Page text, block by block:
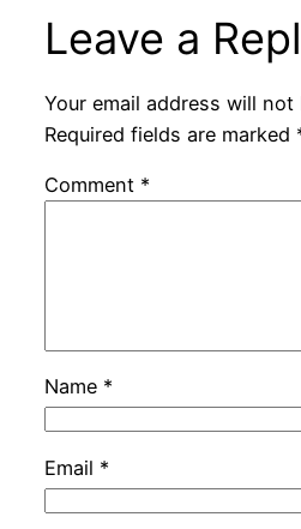
Leave a
Your email address will not
Required fields are marked
Comment *
Name *
Email *